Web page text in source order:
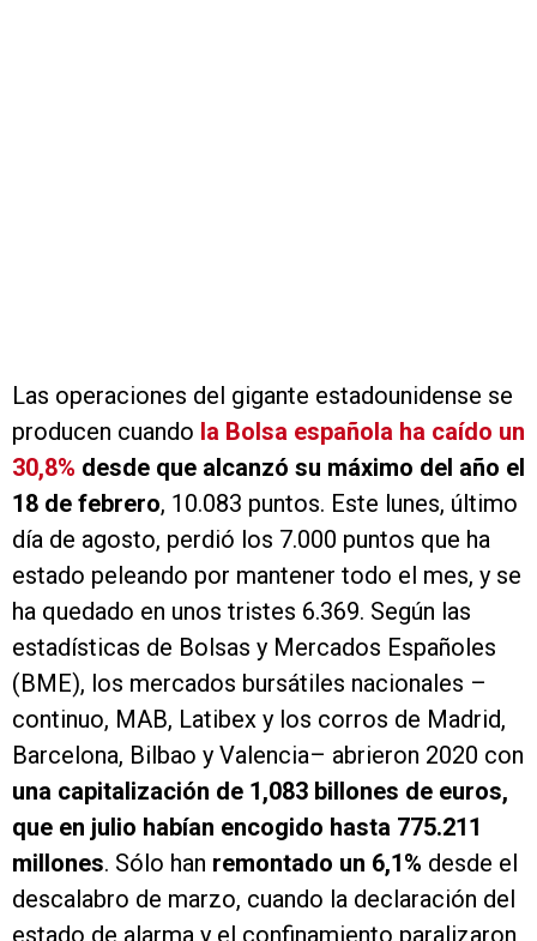
Las operaciones del gigante estadounidense se
producen cuando la Bolsa española ha caído un
30,8% desde que alcanzó su máximo del año el
18 de febrero, 10.083 puntos. Este lunes, último
día de agosto, perdió los 7.000 puntos que ha
estado peleando por mantener todo el mes, y se
ha quedado en unos tristes 6.369. Según las
estadísticas de Bolsas y Mercados Españoles
(BME), los mercados bursátiles nacionales –
continuo, MAB, Latibex y los corros de Madrid,
Barcelona, Bilbao y Valencia– abrieron 2020 con
una capitalización de 1,083 billones de euros,
que en julio habían encogido hasta 775.211
millones. Sólo han remontado un 6,1% desde el
descalabro de marzo, cuando la declaración del
estado de alarma y el confinamiento paralizaron